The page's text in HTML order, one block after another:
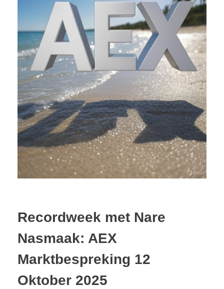
Recordweek met Nare
Nasmaak: AEX
Marktbespreking 12
Oktober 2025